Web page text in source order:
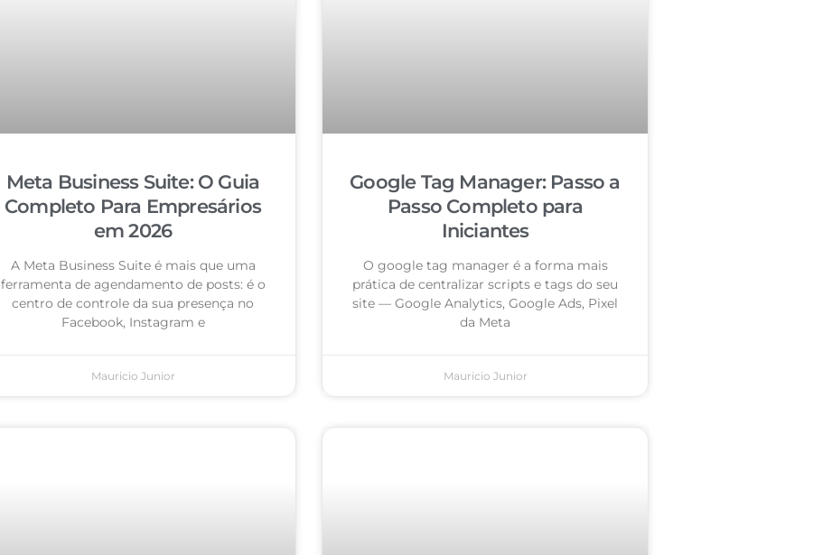
Meta Business Suite: O Guia
Completo Para Empresários
em 2026
A Meta Business Suite é mais que uma
ferramenta de agendamento de posts: é o
centro de controle da sua presença no
Facebook, Instagram e
Mauricio Junior
Google Tag Manager: Passo a
Passo Completo para
Iniciantes
O google tag manager é a forma mais
prática de centralizar scripts e tags do seu
site — Google Analytics, Google Ads, Pixel
da Meta
Mauricio Junior